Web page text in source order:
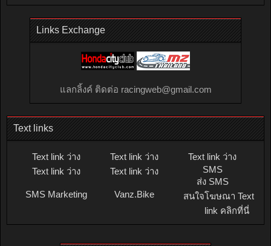
Links Exchange
แลกลิ้งค์ ติดต่อ racingweb@gmail.com
Text links
Text link ว่าง Text link ว่าง
Text link ว่าง
Text link ว่าง
Text link ว่าง
SMS
ส่ง SMS
SMS Marketing
Vanz.Bike
สนใจโฆษณา Text
link คลิกที่นี่